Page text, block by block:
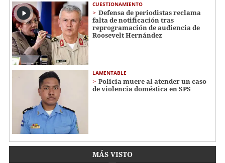
CUESTIONAMIENTO
Defensa de periodistas reclama
falta de notificación tras
reprogramación de audiencia de
Roosevelt Hernández
LAMENTABLE
Policía muere al atender un caso
de violencia doméstica en SPS
MÁS VISTO